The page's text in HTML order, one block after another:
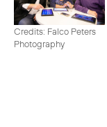
Credits: Falco Peters
Photography